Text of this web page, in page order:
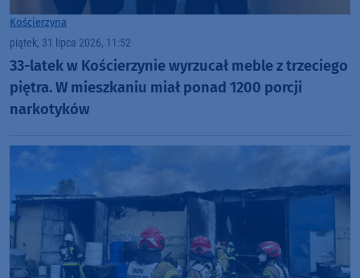
Kościerzyna
piątek, 31 lipca 2026, 11:52
33-latek w Kościerzynie wyrzucał meble z trzeciego
piętra. W mieszkaniu miał ponad 1200 porcji
narkotyków